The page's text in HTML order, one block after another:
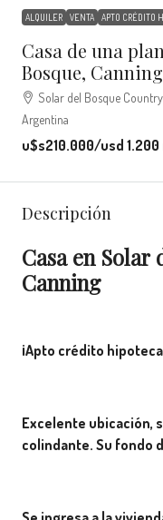
ALQUILER VENTA APTO CRÉDITO
Casa de una
Bosque, Canning
Solar del Bosque
Argentina
u$s210.000/usd
Descripción
Casa en Solar
Canning
¡Apto crédito
Excelente ubicación,
colindante. Su fondo